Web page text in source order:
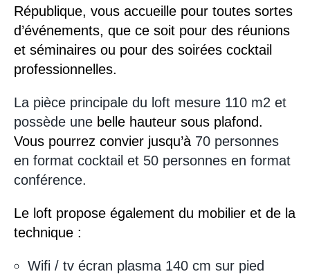
République, vous accueille pour toutes sortes
d’événements, que ce soit pour des réunions
et séminaires ou pour des soirées cocktail
professionnelles.
La pièce principale du loft mesure 110 m2 et
possède une belle hauteur sous plafond.
Vous pourrez convier jusqu’à 70 personnes
en format cocktail et 50 personnes en format
conférence.
Le loft propose également du mobilier et de la
technique :
Wifi / tv écran plasma 140 cm sur pied